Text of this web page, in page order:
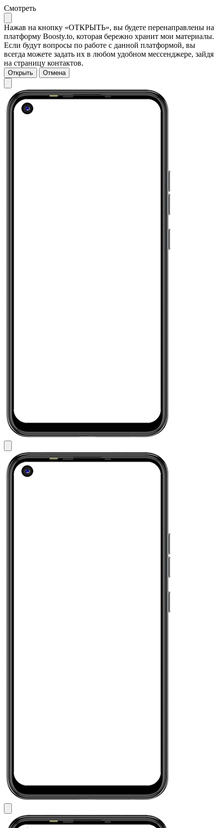
Смотреть
Нажав на кнопку «ОТКРЫТЬ», вы будете перенаправлены на
платформу Boosty.to, которая бережно хранит мои материалы.
Если будут вопросы по работе с данной платформой, вы
всегда можете задать их в любом удобном мессенджере, зайдя
на страницу контактов.
Открыть Отмена